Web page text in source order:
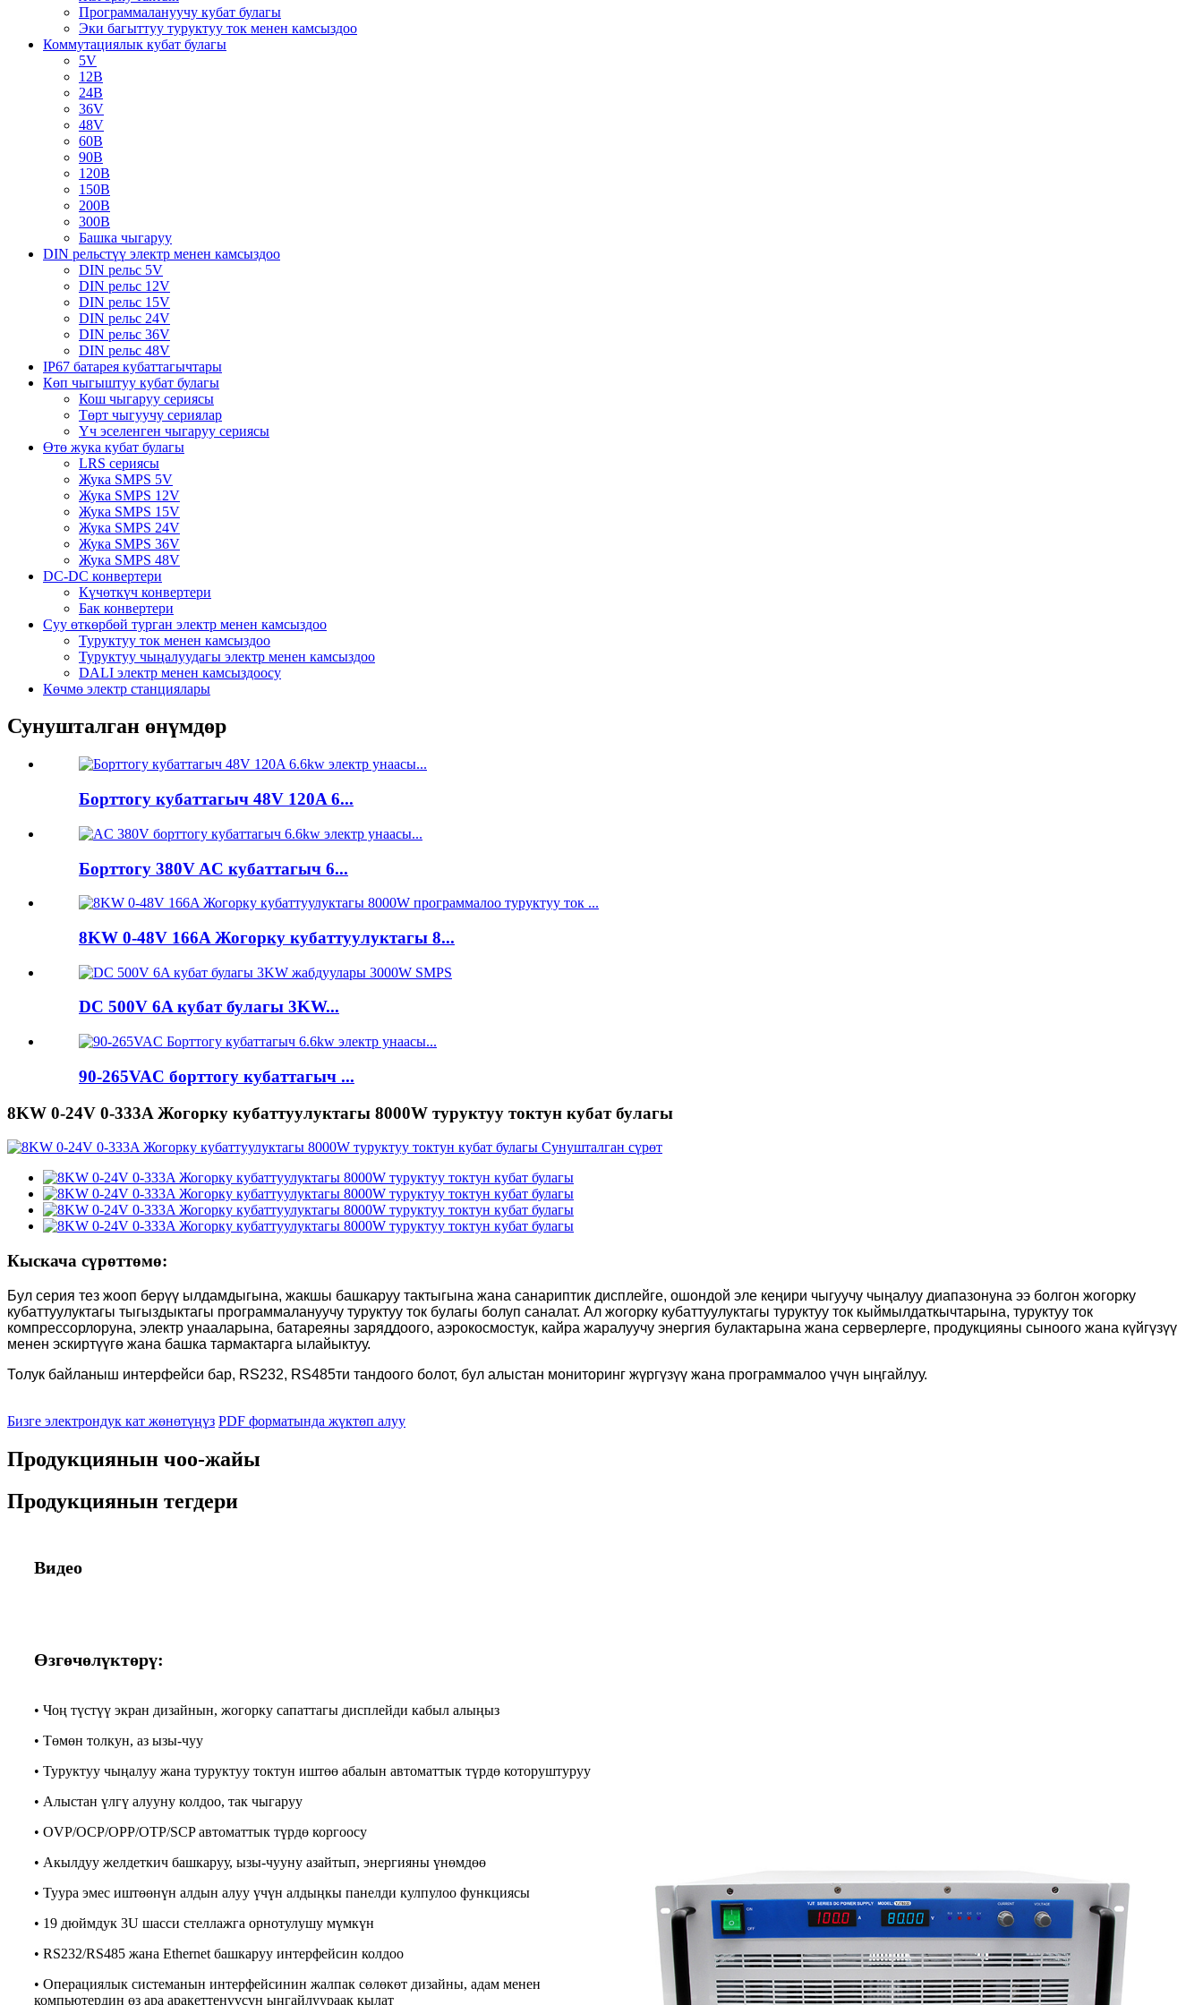
Программалануучу кубат булагы
Эки багыттуу туруктуу ток менен камсыздоо
Коммутациялык кубат булагы
5V
12В
24В
36V
48V
60В
90В
120В
150В
200В
300В
Башка чыгаруу
DIN рельстүү электр менен камсыздоо
DIN рельс 5V
DIN рельс 12V
DIN рельс 15V
DIN рельс 24V
DIN рельс 36V
DIN рельс 48V
IP67 батарея кубаттагычтары
Көп чыгыштуу кубат булагы
Кош чыгаруу сериясы
Төрт чыгуучу сериялар
Үч эселенген чыгаруу сериясы
Өтө жука кубат булагы
LRS сериясы
Жука SMPS 5V
Жука SMPS 12V
Жука SMPS 15V
Жука SMPS 24V
Жука SMPS 36V
Жука SMPS 48V
DC-DC конвертери
Күчөткүч конвертери
Бак конвертери
Суу өткөрбөй турган электр менен камсыздоо
Туруктуу ток менен камсыздоо
Туруктуу чыңалуудагы электр менен камсыздоо
DALI электр менен камсыздоосу
Көчмө электр станциялары
Сунушталган өнүмдөр
Борттогу кубаттагыч 48V 120A 6...
Борттогу 380V AC кубаттагыч 6...
8KW 0-48V 166A Жогорку кубаттуулуктагы 8...
DC 500V 6A кубат булагы 3KW...
90-265VAC борттогу кубаттагыч ...
8KW 0-24V 0-333A Жогорку кубаттуулуктагы 8000W туруктуу токтун кубат булагы
Кыскача сүрөттөмө:
Бул серия тез жооп берүү ылдамдыгына, жакшы башкаруу тактыгына жана санариптик дисплейге, ошондой эле кеңири чыгуучу чыңалуу диапазонуна ээ болгон жогорку
кубаттуулуктагы тыгыздыктагы программалануучу туруктуу ток булагы болуп саналат. Ал жогорку кубаттуулуктагы туруктуу ток кыймылдаткычтарына, туруктуу ток
компрессорлоруна, электр унааларына, батареяны заряддоого, аэрокосмостук, кайра жаралуучу энергия булактарына жана серверлерге, продукцияны сыноого жана күйгүзүү
менен эскиртүүгө жана башка тармактарга ылайыктуу.
Толук байланыш интерфейси бар, RS232, RS485ти тандоого болот, бул алыстан мониторинг жүргүзүү жана программалоо үчүн ыңгайлуу.
Бизге электрондук кат жөнөтүңүз PDF форматында жүктөп алуу
Продукциянын чоо-жайы
Продукциянын тегдери
Видео
Өзгөчөлүктөрү:
• Чоң түстүү экран дизайнын, жогорку сапаттагы дисплейди кабыл алыңыз
• Төмөн толкун, аз ызы-чуу
• Туруктуу чыңалуу жана туруктуу токтун иштөө абалын автоматтык түрдө которуштуруу
• Алыстан үлгү алууну колдоо, так чыгаруу
• OVP/OCP/OPP/OTP/SCP автоматтык түрдө коргоосу
• Акылдуу желдеткич башкаруу, ызы-чууну азайтып, энергияны үнөмдөө
• Туура эмес иштөөнүн алдын алуу үчүн алдыңкы панелди кулпулоо функциясы
• 19 дюймдук 3U шасси стеллажга орнотулушу мүмкүн
• RS232/RS485 жана Ethernet башкаруу интерфейсин колдоо
• Операциялык системанын интерфейсинин жалпак сөлөкөт дизайны, адам менен
компьютердин өз ара аракеттенүүсүн ыңгайлуураак кылат